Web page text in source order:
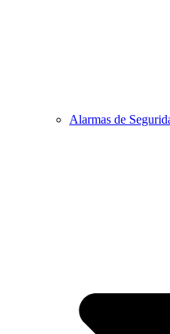
Alarmas de